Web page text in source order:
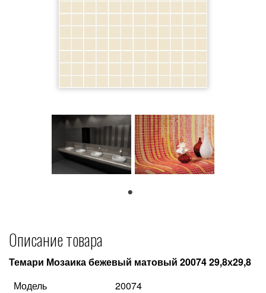
Описание товара
Темари Мозаика бежевый матовый 20074 29,8х29,8
Модель
20074